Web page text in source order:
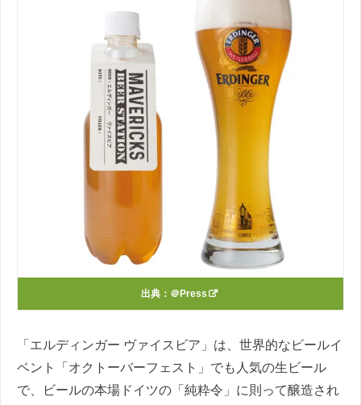
出典： ＠Press
「エルディンガー ヴァイスビア」は、世界的なビールイ
ベント「オクトーバーフェスト」でも人気の生ビール
で、ビールの本場ドイツの「純粋令」に則って醸造され